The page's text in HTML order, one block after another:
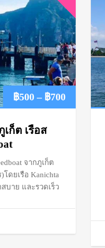
฿500 – ฿700Price
ก็ต เรือส
จากภูเก็ต
ดยเรือ Kanichta
บาย และรวดเร็ว